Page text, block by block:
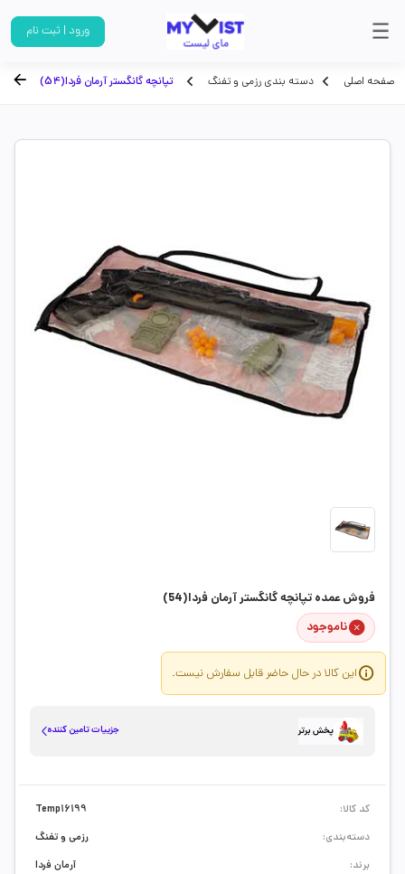
ورود | ثبت نام
صفحه اصلی دسته بندی رزمی و تفنگ تپانچه گانگستر آرمان فردا(54)
فروش عمده تپانچه گانگستر آرمان فردا(54)
ناموجود
این کالا در حال حاضر قابل سفارش نیست.
پخش برتر جزییات تامین کننده
کد کالا:
Temp16199
دسته‌بندی:
رزمی و تفنگ
برند:
آرمان فردا